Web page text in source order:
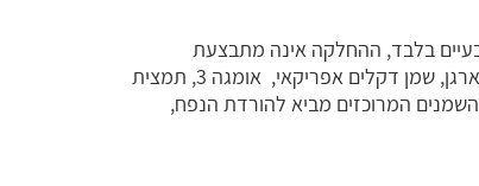
בלבד, ההחלקה אינה מתבצעת
באמצעות עלים ושאר ירקות, אלא באמצעות חומרים טבעיים העוברים עיבוד והתאמה לצרכי השיער. בין החומרים ניתן למצוא שמן ארגן, שמן דקלים אפריקאי, אומגה 3, תמצית
המרוכזים מביא להורדת הנפח,